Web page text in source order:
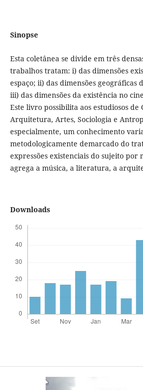
Sinopse
Esta coletânea se divide em três
trabalhos tratam: i) das dimensões
espaço; ii) das dimensões geográficas
iii) das dimensões da existência no
Este livro possibilita aos estudiosos de
Arquitetura, Artes, Sociologia e
especialmente, um conhecimento
metodologicamente demarcado do
expressões existenciais do sujeito por
agrega a música, a literatura, a
Downloads